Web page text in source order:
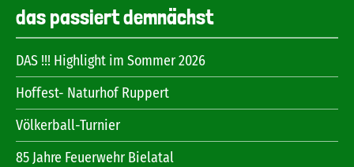
das passiert demnächst
DAS !!! Highlight im Sommer 2026
Hoffest- Naturhof Ruppert
Völkerball-Turnier
85 Jahre Feuerwehr Bielatal